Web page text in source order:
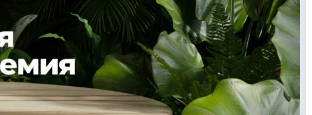
ДЕФИЦИТ ЖЕЛЕЗА ТУРИЗМ
ВСЕ О КП РАДИО КП